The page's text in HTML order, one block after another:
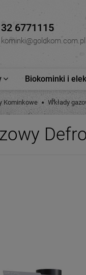
32 6771115
kominki@goldkom.com.pl
Biokominki i
Kominkowe Wkłady